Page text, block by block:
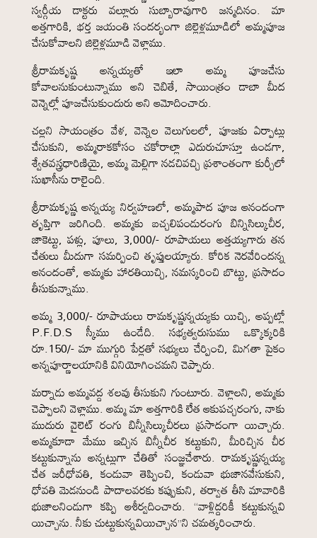
స్వర్గీయ డాక్టరు వల్లూరు సుబ్బారావుగారి జన్మదినం. మా
అత్తగారికి, భర్త జయంతి సందర్భంగా జిల్లెళ్లమూడిలో అమ్మపూజ
చేసుకోవాలని జిల్లెళ్లమూడి వెళ్లాము.
శ్రీరామకృష్ణ అన్నయ్యతో ఇలా అమ్మ పూజచేసు
కోవాలనుకుంటున్నాము అని చెబితే, సాయింత్రం డాబా మీద
వెన్నెల్లో పూజచేసుకుందురు అని ఆమోదించారు.
చల్లని సాయంత్రం వేళ, వెన్నెల వెలుగులలో, పూజకు ఏర్పాట్లు
చేసుకుని, అమ్మరాకకోసం చకోరాల్లా ఎదురుచూస్తూ ఉండగా,
శ్వేతవస్త్రధారిణియై, అమ్మ మెల్లిగా నడచివచ్చి ప్రశాంతంగా కుర్చీలో
సుఖాసీను రాలైంది.
శ్రీరామకృష్ణ అన్నయ్య నిర్వహణలో, అమ్మపాద పూజ ఆనందంగా
తృప్తిగా జరిగింది. అమ్మకు బచ్చలిపండురంగు బిన్నిసిల్కుచీర,
జాకెట్టు, పళ్లు, పూలు, 3,000/- రూపాయలు అత్తయ్యగారు తన
చేతులు మీదుగా సమర్పించి తృప్తులయ్యారు. కోరిక నెరవేరిందన్న
ఆనందంతో, అమ్మకు హారతియిచ్చి, నమస్కరించి బొట్టు, ప్రసాదం
తీసుకున్నాము.
అమ్మ 3,000/- రూపాయలు రామకృష్ణన్నయ్యకు యిచ్చి, అప్పట్లో
P.F.D.S స్కీము ఉండేది. సభ్యత్వరుసుము ఒక్కొక్కరికి
రూ.150/- మా ముగ్గురి పేర్లతో సభ్యులు చేర్పించి, మిగతా పైకం
అన్నపూర్ణాలయానికి వినియోగించమని చెప్పారు.
మర్నాడు అమ్మవద్ద శలవు తీసుకుని గుంటూరు. వెళ్లాలని, అమ్మకు
చెప్పాలని వెళ్లాము. అమ్మ మా అత్తగారికి లేత ఆకుపచ్చరంగు, నాకు
ముదురు వైలెట్ రంగు బిన్నీసిల్కుచీరలు ప్రసాదంగా యిచ్చారు.
అమ్మకూడా మేము ఇచ్చిన బిన్నీచీర కట్టుకుని, మీరిచ్చిన చీర
కట్టుకున్నాను అన్నట్లుగా చేతితో సంజ్ఞచేశారు. రామకృష్ణన్నయ్య
చేత జరీధోవతి, కండువా తెప్పించి, కండువా భుజానవేసుకుని,
ధోవతి మెడనుండి పాదాలవరకు కప్పుకుని, తర్వాత తీసి మావారికి
భుజాలనిండుగా కప్పి ఆశీర్వదించారు. “వాళ్లిద్దరికీ కట్టుకున్నవి
యిచ్చాను. నీకు చుట్టుకున్నవియిచ్చాన”ని చమత్కరించారు.